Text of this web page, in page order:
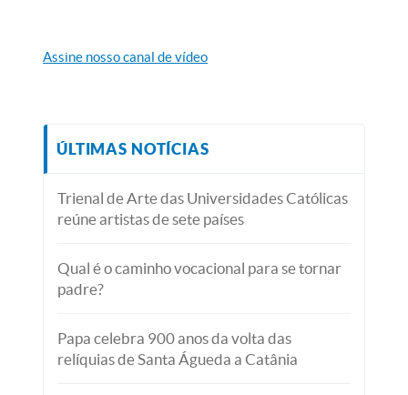
Assine nosso canal de vídeo
ÚLTIMAS NOTÍCIAS
Trienal de Arte das Universidades Católicas
reúne artistas de sete países
Qual é o caminho vocacional para se tornar
padre?
Papa celebra 900 anos da volta das
relíquias de Santa Águeda a Catânia